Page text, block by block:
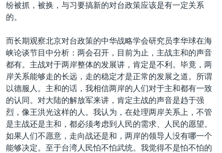
纷被抓，被换，与习要搞新的对台政策应该是有一定关系
的。
而长期观察北京对台政策的中华战略学会研究员李华球在海
峡论谈节目中分析：两会召开，目前为止，主战主和的声音
都有。主战对于两岸整体的发展讲，肯定是不利。毕竟，两
岸关系能够走的长远，走的稳定才是正常的发展之道。所谓
以德服人。主和的话，我相信两岸的人们对于主和都有一致
的认同。对大陆的解放军来讲，肯定主战的声音是趋于强
烈，像王洪光这样的人。我认为，在处理两岸关系上，不管
是主战还是主和，都必须考虑到人民的需求、人民的愿望。
如果人们不愿意，走向战还是和，两岸的领导人没有哪一个
能够决定。至于台湾人民怕不怕武统。我觉得不是怕不怕的